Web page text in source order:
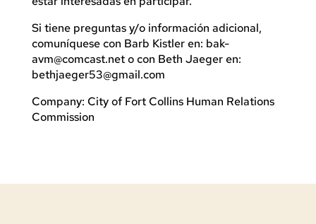
Si tiene preguntas y/o información adicional,
comuníquese con Barb Kistler en: bak-
avm@comcast.neto con Beth Jaeger en:
bethjaeger53@gmail.com
Company: City of Fort Collins Human Relations
Commission